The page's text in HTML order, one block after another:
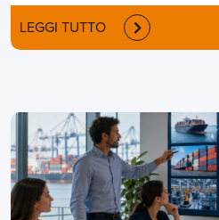
LEGGI TUTTO